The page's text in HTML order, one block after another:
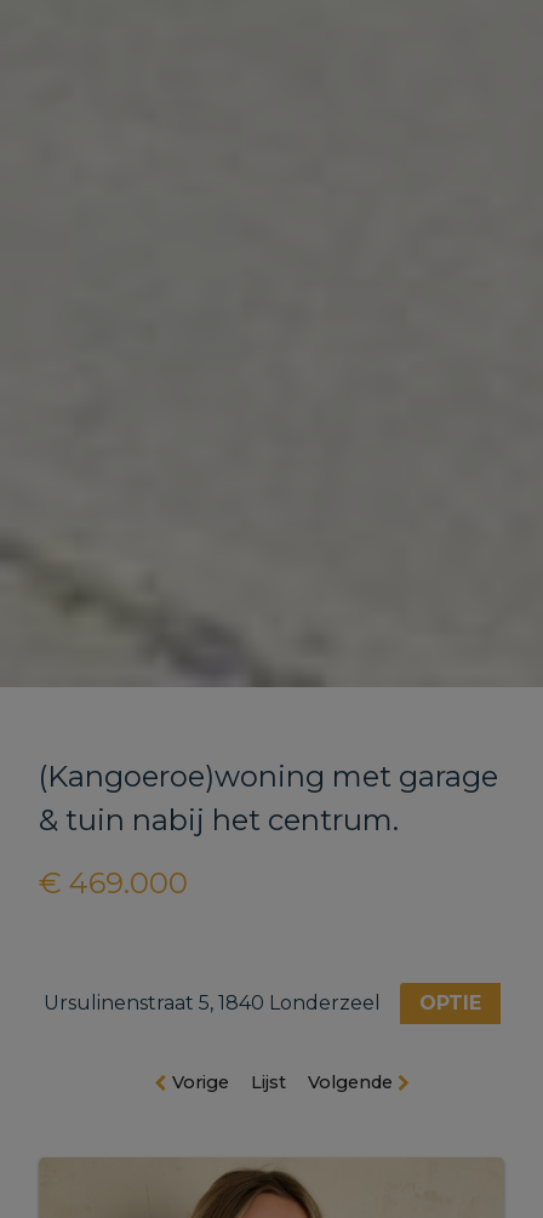
(Kangoeroe)woning met garage
& tuin nabij het centrum.
€ 469.000
Ursulinenstraat 5, 1840 Londerzeel OPTIE
Vorige Lijst Volgende